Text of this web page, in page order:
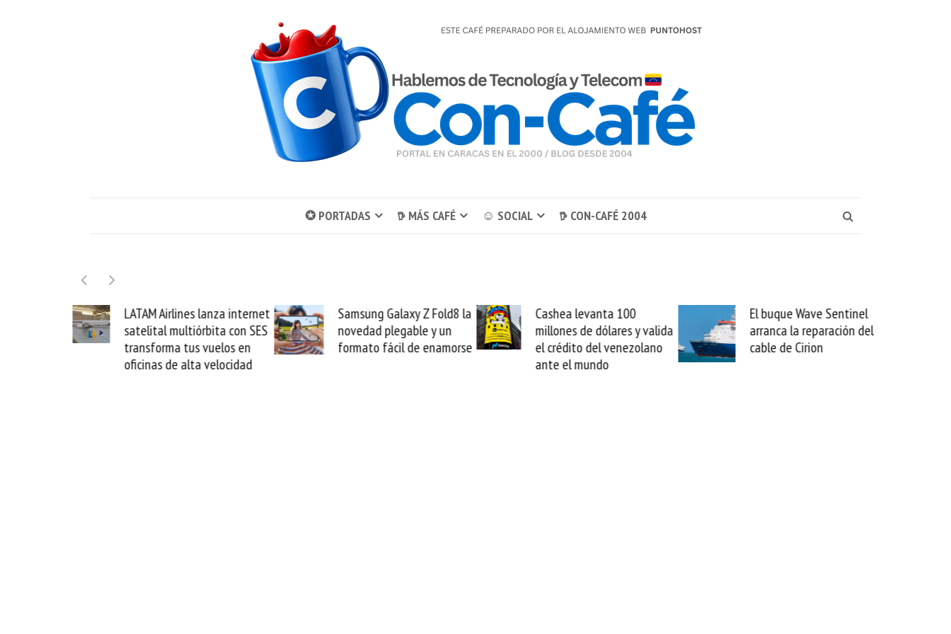
✪ PORTADAS 𖠚 MÁS CAFÉ ☺ SOCIAL 𖠚 CON-CAFÉ 2004
lanza internet
con SES
Samsung Galaxy Z Fold8 la
novedad plegable y un
formato fácil de enamorse
Cashea levanta 100
millones de dólares y valida
el crédito del venezolano
El buque Wave Sentinel
arranca la reparación del
cable de Cirion
Uber se lleva PedidosYa y
sabemos todo lo que puede
mejorar tecnológicamente